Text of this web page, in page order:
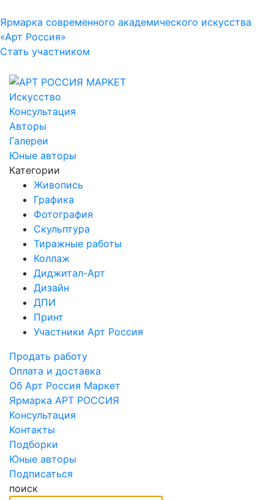
Ярмарка современного академического искусства
«Арт Россия»
Стать участником
Искусство
Консультация
Авторы
Галереи
Юные авторы
Категории
Живопись
Графика
Фотография
Скульптура
Тиражные работы
Коллаж
Диджитал-Арт
Дизайн
ДПИ
Принт
Участники Арт Россия
Продать работу
Оплата и доставка
Об Арт Россия Маркет
Ярмарка АРТ РОССИЯ
Консультация
Контакты
Подборки
Юные авторы
Подписаться
поиск